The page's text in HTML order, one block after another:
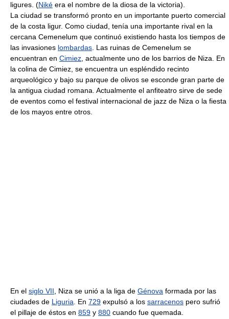
ligures. (Niké era el nombre de la diosa de la victoria).
La ciudad se transformó pronto en un importante puerto comercial
de la costa ligur. Como ciudad, tenía una importante rival en la
cercana Cemenelum que continuó existiendo hasta los tiempos de
las invasiones lombardas . Las ruinas de Cemenelum se
encuentran en Cimiez , actualmente uno de los barrios de Niza. En
la colina de Cimiez, se encuentra un espléndido recinto
arqueológico y bajo su parque de olivos se esconde gran parte de
la antigua ciudad romana. Actualmente el anfiteatro sirve de sede
de eventos como el festival internacional de jazz de Niza o la fiesta
de los mayos entre otros.
En el siglo VII , Niza se unió a la liga de Génova formada por las
ciudades de Liguria . En 729 expulsó a los sarracenos pero sufrió
el pillaje de éstos en 859 y 880 cuando fue quemada.